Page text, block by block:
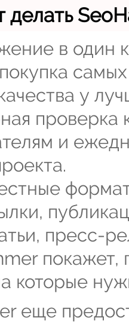
делать
в один
у
проверка
и
пресс-
покажет,
которые
еще